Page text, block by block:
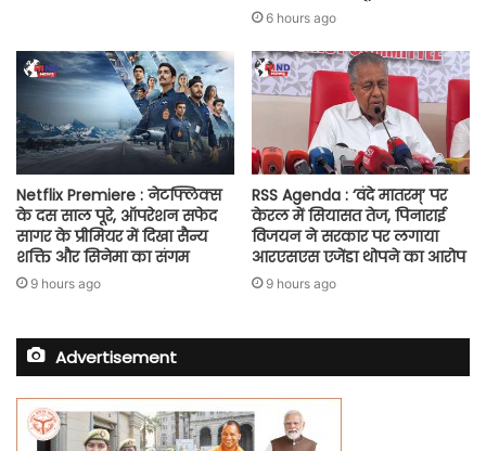
6 hours ago
Netflix Premiere : नेटफ्लिक्स
के दस साल पूरे, ऑपरेशन सफेद
सागर के प्रीमियर में दिखा सैन्य
शक्ति और सिनेमा का संगम
9 hours ago
RSS Agenda : ‘वंदे मातरम्’ पर
केरल में सियासत तेज, पिनाराई
विजयन ने सरकार पर लगाया
आरएसएस एजेंडा थोपने का आरोप
9 hours ago
Advertisement